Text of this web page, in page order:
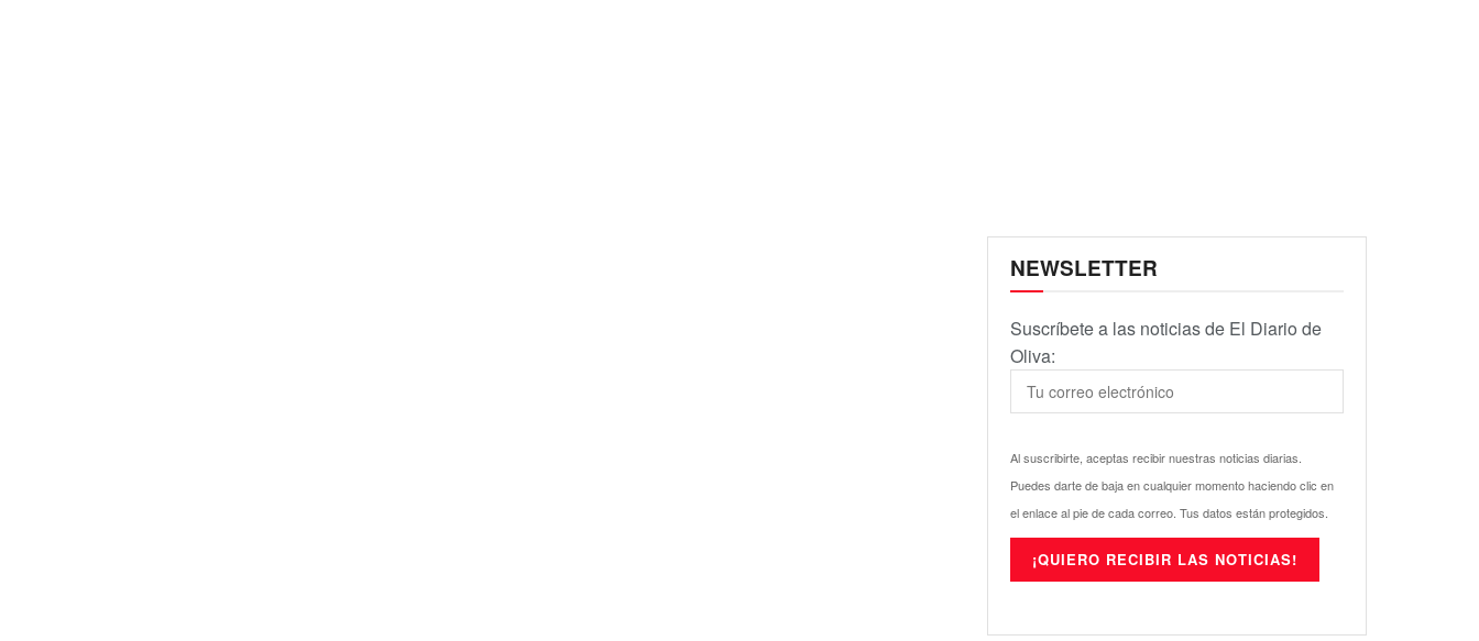
NEWSLETTER
Suscríbete a las noticias de El Diario de
Oliva:
Al suscribirte, aceptas recibir nuestras noticias diarias.
Puedes darte de baja en cualquier momento haciendo clic en
el enlace al pie de cada correo. Tus datos están protegidos.